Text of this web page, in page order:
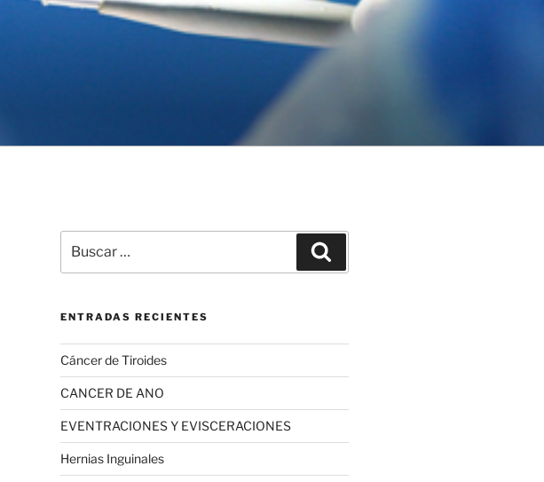
por:
ENTRADAS RECIENTES
Cáncer de Tiroides
CANCER DE ANO
EVENTRACIONES Y EVISCERACIONES
Hernias Inguinales